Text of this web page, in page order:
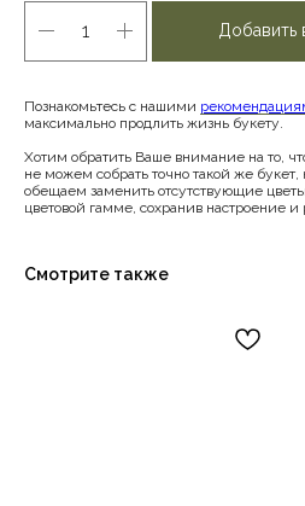
Добавить
Познакомьтесь с нашими
максимально продлить жизнь букету.
Хотим обратить Ваше внимание на то,
не можем собрать точно такой же
обещаем заменить отсутствующие
цветовой гамме, сохранив настроение и
Смотрите также